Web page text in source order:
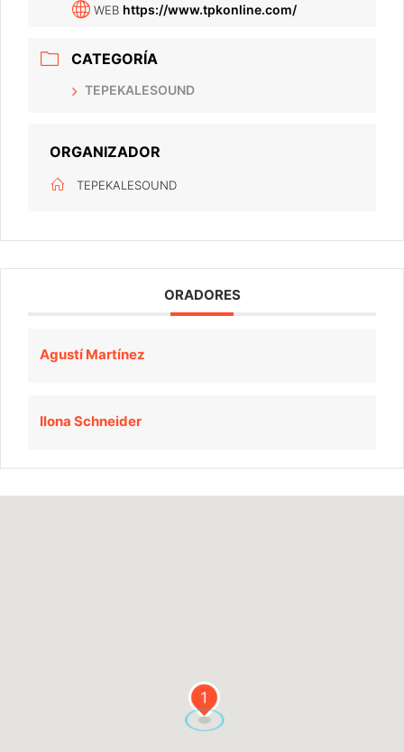
WEB https://www.tpkonline.com/
CATEGORÍA
TEPEKALESOUND
ORGANIZADOR
TEPEKALESOUND
ORADORES
Agustí Martínez
Ilona Schneider
1